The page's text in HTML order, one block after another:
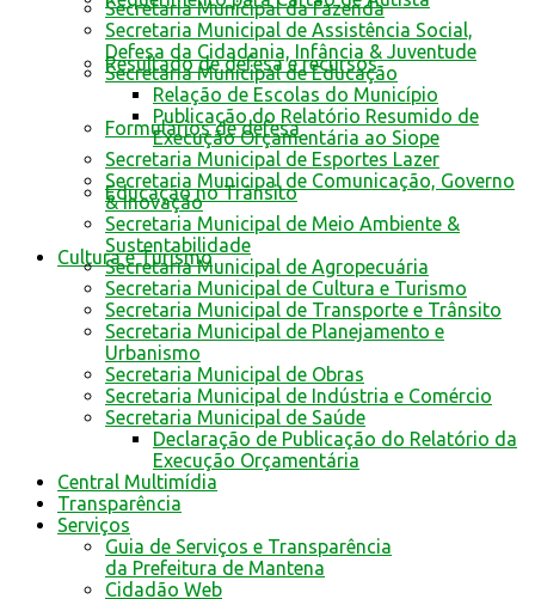
Resultado de defesa e recursos
Formulários de defesa
Educação no Trânsito
Cultura e Turismo
Secretaria Municipal da Fazenda
Secretaria Municipal de Assistência Social,
Defesa da Cidadania, Infância & Juventude
Secretaria Municipal de Educação
Relação de Escolas do Município
Publicação do Relatório Resumido de
Execução Orçamentária ao Siope
Secretaria Municipal de Esportes Lazer
Secretaria Municipal de Comunicação, Governo
& Inovação
Secretaria Municipal de Meio Ambiente &
Sustentabilidade
Secretaria Municipal de Agropecuária
Secretaria Municipal de Cultura e Turismo
Secretaria Municipal de Transporte e Trânsito
Secretaria Municipal de Planejamento e
Urbanismo
Secretaria Municipal de Obras
Secretaria Municipal de Indústria e Comércio
Secretaria Municipal de Saúde
Declaração de Publicação do Relatório da
Execução Orçamentária
Central Multimídia
Transparência
Serviços
Guia de Serviços e Transparência
da Prefeitura de Mantena
Cidadão Web